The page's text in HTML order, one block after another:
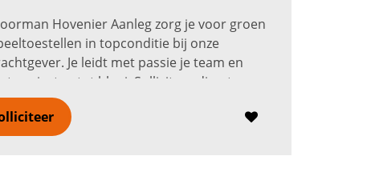
Hovenier Aanleg zorg je voor groen
in topconditie bij onze
Je leidt met passie je team en
projecten tot bloei. Solliciteer direct en
mee met onze duurzame ambiti...